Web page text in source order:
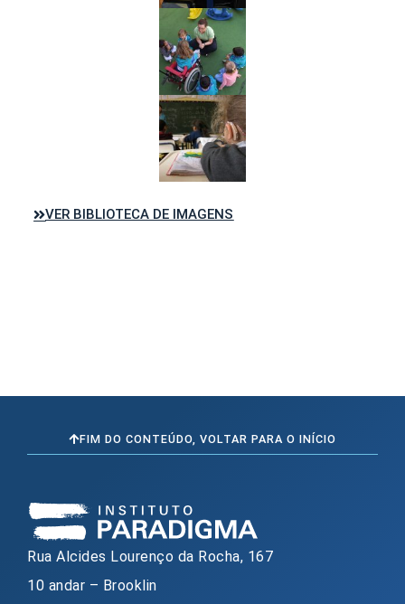
VER BIBLIOTECA DE IMAGENS
FIM DO CONTEÚDO, VOLTAR PARA O INÍCIO
Rua Alcides Lourenço da Rocha, 167
10 andar – Brooklin